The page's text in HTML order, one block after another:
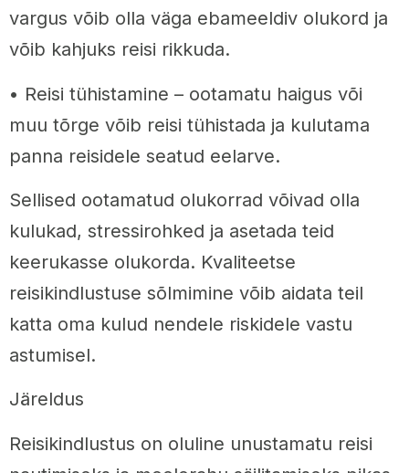
vargus võib olla väga ebameeldiv olukord ja
võib kahjuks reisi rikkuda.
• Reisi tühistamine – ootamatu haigus või
muu tõrge võib reisi tühistada ja kulutama
panna reisidele seatud eelarve.
Sellised ootamatud olukorrad võivad olla
kulukad, stressirohked ja asetada teid
keerukasse olukorda. Kvaliteetse
reisikindlustuse sõlmimine võib aidata teil
katta oma kulud nendele riskidele vastu
astumisel.
Järeldus
Reisikindlustus on oluline unustamatu reisi